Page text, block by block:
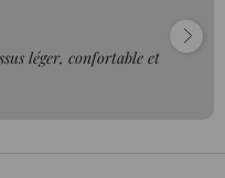
léger, confortable et